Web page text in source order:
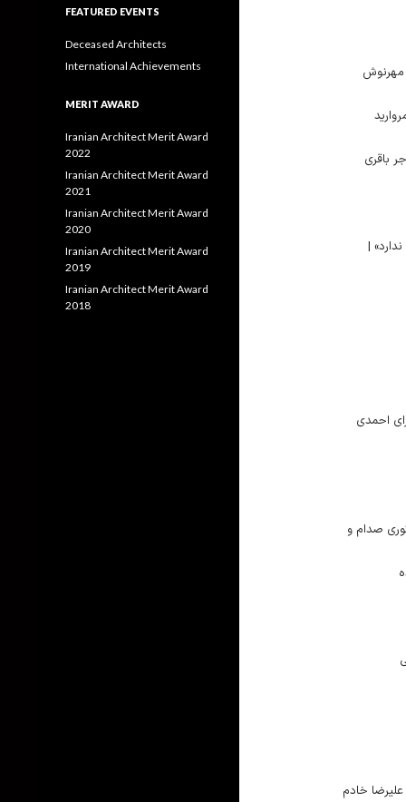
مهرنوش
باقری
|
احمدی
صدام و
خادم
FEATURED EVENTS
Deceased Architects
International Achievements
MERIT AWARD
Iranian Architect Merit Award
2022
Iranian Architect Merit Award
2021
Iranian Architect Merit Award
2020
Iranian Architect Merit Award
2019
Iranian Architect Merit Award
2018